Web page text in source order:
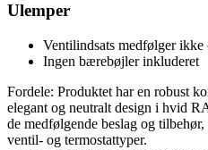
Ulemper
Ventilindsats medfølger ikke
Ingen bærebøjler inkluderet
Fordele: Produktet har en robust
elegant og neutralt design i hvid
de medfølgende beslag og
ventil- og termostattyper.